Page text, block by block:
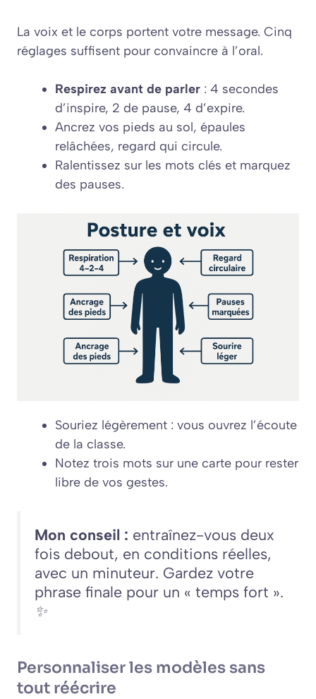
La voix et le corps portent votre message. Cinq
réglages suffisent pour convaincre à l’oral.
Respirez avant de parler : 4 secondes
d’inspire, 2 de pause, 4 d’expire.
Ancrez vos pieds au sol, épaules
relâchées, regard qui circule.
Ralentissez sur les mots clés et marquez
des pauses.
Souriez légèrement : vous ouvrez l’écoute
de la classe.
Notez trois mots sur une carte pour rester
libre de vos gestes.
Mon conseil : entraînez-vous deux
fois debout, en conditions réelles,
avec un minuteur. Gardez votre
phrase finale pour un « temps fort ».
✨
Personnaliser les modèles sans
tout réécrire